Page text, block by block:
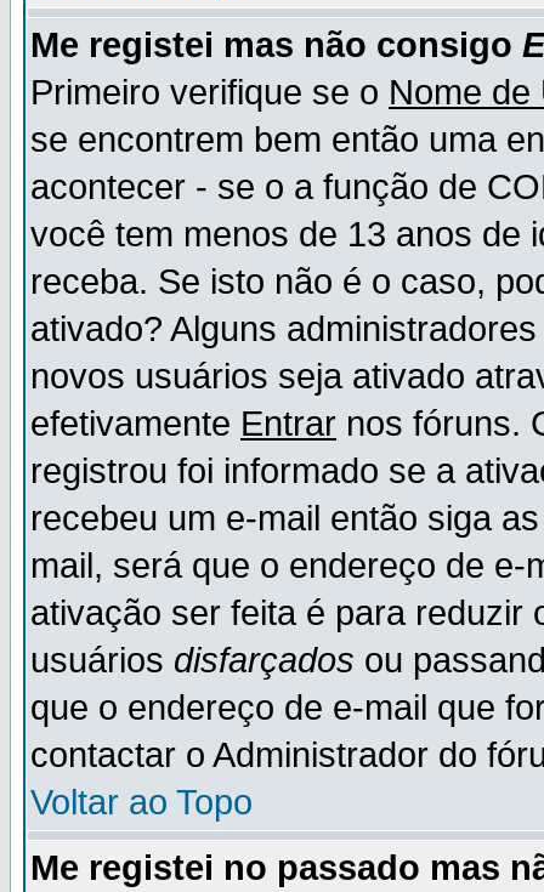
Me registei mas não consigo
Primeiro verifique se o Nome de
se encontrem bem então uma
acontecer - se o a função de
você tem menos de 13 anos de
receba. Se isto não é o caso,
ativado? Alguns
novos usuários seja ativado
efetivamente Entrar nos fóruns.
registrou foi informado se a
recebeu um e-mail então siga
mail, será que o endereço de
ativação ser feita é para reduzir
usuários disfarçados ou
que o endereço de e-mail que
contactar o Administrador do
Voltar ao Topo
Me registei no passado mas